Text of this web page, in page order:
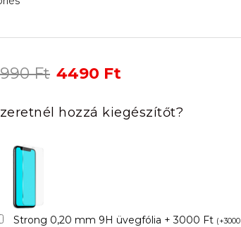
Ft Original
was:
5990 Ft.
4490 Ft
is:
4490 Ft.
hozzá kiegészítőt?
Strong 0,20 mm 9H üvegfólia + 3000 Ft (+3000